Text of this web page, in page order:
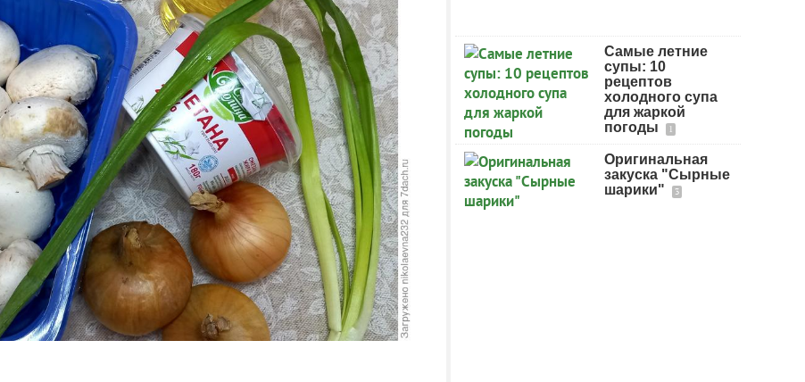
Самые летние
супы: 10
рецептов
холодного супа
для жаркой
погоды
1
Оригинальная
закуска "Сырные
шарики"
3